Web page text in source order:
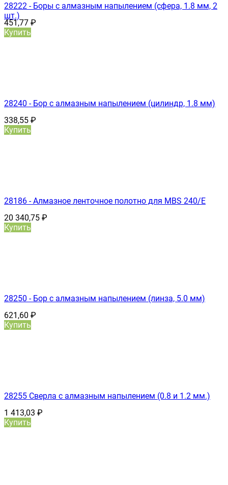
28222 - Боры с алмазным напылением (сфера, 1.8 мм, 2
шт.)
451,77 ₽
Купить
28240 - Бор с алмазным напылением (цилиндр, 1.8 мм)
338,55 ₽
Купить
28186 - Алмазное ленточное полотно для MBS 240/E
20 340,75 ₽
Купить
28250 - Бор с алмазным напылением (линза, 5.0 мм)
621,60 ₽
Купить
28255 Сверла с алмазным напылением (0.8 и 1.2 мм.)
1 413,03 ₽
Купить